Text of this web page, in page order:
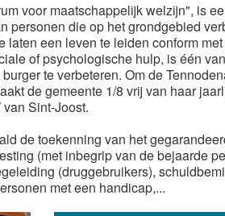
voor maatschappelijk welzijn", is
personen die op het grondgebied
laten een leven te leiden conform
of psychologische hulp, is één
te verbeteren. Om de
de gemeente 1/8 vrij van haar
Sint-Joost.
de toekenning van het
(met inbegrip van de bejaarde
(druggebruikers),
met een handicap,...